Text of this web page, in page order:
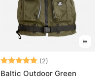
Arvio: (2)
Baltic Outdoor Green